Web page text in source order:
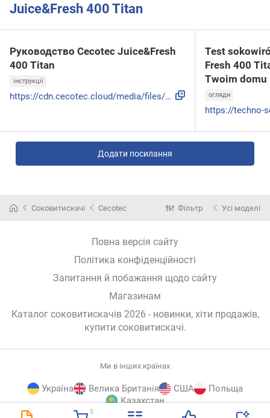
5
Juice&Fresh 400 Titan
Руководство Cecotec Juice&Fresh
400 Titan
інструкції
https://cdn.cecotec.cloud/media/files/juicefresh-400-titan-...
Test
Fresh 400
Twoim domu
огляди
Додати посилання
Соковитискачі Cecotec Фільтр Усі моделі
Повна версія сайту
Політика конфіденційності
Запитання й побажання щодо сайту
Магазинам
Каталог соковитискачів 2026 - новинки, хіти продажів,
купити соковитискачі.
Ми в інших країнах
Україна Велика Британія США
Польща
Казахстан